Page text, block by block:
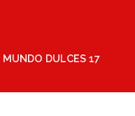
DULCES 17